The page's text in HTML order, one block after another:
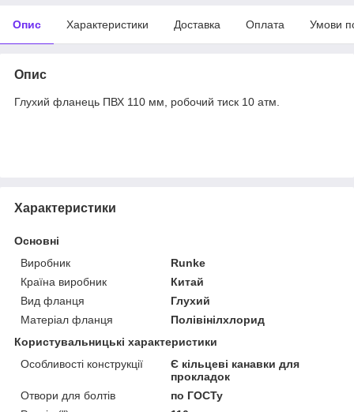
Опис Характеристики Доставка Оплата Умови
Опис
Глухий фланець ПВХ 110 мм, робочий тиск 10 атм.
Характеристики
Основні
Виробник
Runke
Країна виробник
Китай
Вид фланця
Глухий
Матеріал фланця
Полівінілхлорид
Користувальницькі характеристики
Особливості конструкції
Є кільцеві канавки для
прокладок
Отвори для болтів
по ГОСТу